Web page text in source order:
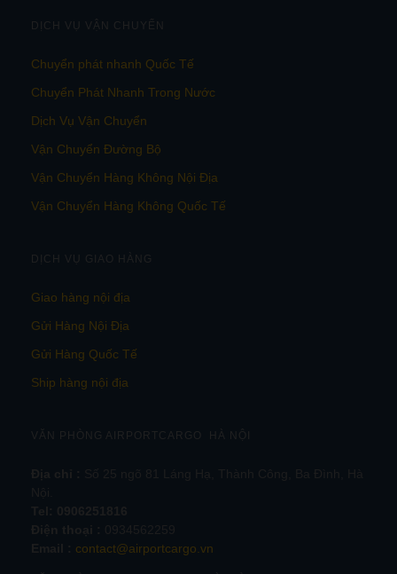
DỊCH VỤ VẬN CHUYỂN
Chuyển phát nhanh Quốc Tế
Chuyển Phát Nhanh Trong Nước
Dịch Vụ Vận Chuyển
Vận Chuyển Đường Bộ
Vận Chuyển Hàng Không Nội Địa
Vận Chuyển Hàng Không Quốc Tế
DỊCH VỤ GIAO HÀNG
Giao hàng nội địa
Gửi Hàng Nội Địa
Gửi Hàng Quốc Tế
Ship hàng nội địa
VĂN PHÒNG AIRPORTCARGO HÀ NỘI
contact@airportcargo.vn